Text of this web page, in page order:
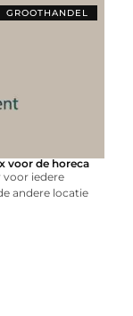
GROOTHANDEL
voor de horeca
voor iedere
andere locatie